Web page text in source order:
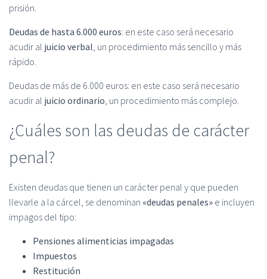
prisión.
Deudas de hasta 6.000 euros: en este caso será necesario
acudir al juicio verbal, un procedimiento más sencillo y más
rápido.
Deudas de más de 6.000 euros: en este caso será necesario
acudir al juicio ordinario, un procedimiento más complejo.
¿Cuáles son las deudas de carácter
penal?
Existen deudas que tienen un carácter penal y que pueden
llevarle a la cárcel, se denominan «deudas penales» e incluyen
impagos del tipo:
Pensiones alimenticias impagadas
Impuestos
Restitución